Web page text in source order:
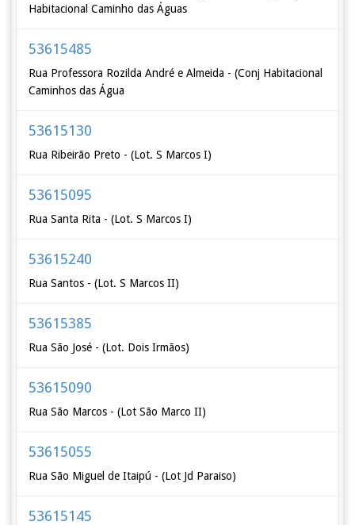
Habitacional Caminho das Águas
53615485
Rua Professora Rozilda André e Almeida - (Conj Habitacional
Caminhos das Água
53615130
Rua Ribeirão Preto - (Lot. S Marcos I)
53615095
Rua Santa Rita - (Lot. S Marcos I)
53615240
Rua Santos - (Lot. S Marcos II)
53615385
Rua São José - (Lot. Dois Irmãos)
53615090
Rua São Marcos - (Lot São Marco II)
53615055
Rua São Miguel de Itaipú - (Lot Jd Paraiso)
53615145